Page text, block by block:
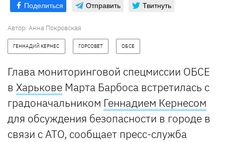
Поделиться Отправить Твитнуть
Автор: Анна Покровская
ГЕННАДИЙ КЕРНЕС ГОРСОВЕТ ОБСЕ
Глава мониторинговой спецмиссии ОБСЕ
в Харькове Марта Барбоса встретилась с
градоначальником Геннадием Кернесом
для обсуждения безопасности в городе в
связи с АТО, сообщает пресс-служба